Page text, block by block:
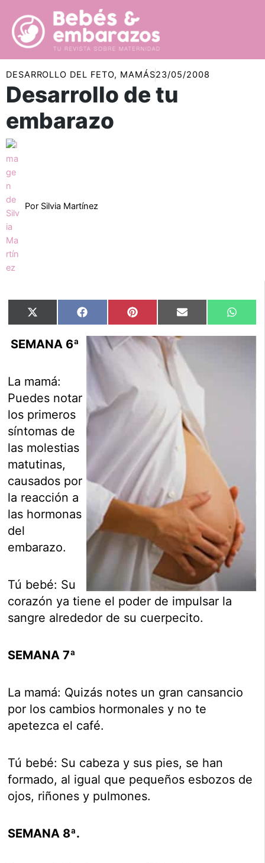
contenido
DESARROLLO DEL FETO, MAMÁS23/05/2008
Desarrollo de tu
embarazo
Por Silvia Martínez
Compartir
en
X
(Twitter)
Compartir
en
Facebook Compartir
en
Pinterest Compartir
en
Email
en
SEMANA 6ª
La mamá:
Puedes notar
los primeros
síntomas de
las molestias
matutinas,
causados por
la reacción a
las hormonas
del
embarazo.
Tú bebé: Su
corazón ya tiene el poder de impulsar la
sangre alrededor de su cuerpecito.
SEMANA 7ª
La mamá: Quizás notes un gran cansancio
por los cambios hormonales y no te
apetezca el café.
Tú bebé: Su cabeza y sus pies, se han
formado, al igual que pequeños esbozos de
ojos, riñones y pulmones.
SEMANA 8ª.